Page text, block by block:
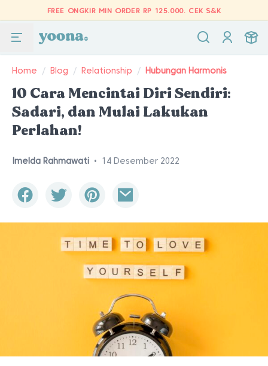
FREE ONGKIR MIN ORDER RP 125.000. CEK S&K
Home / Blog / Relationship / Hubungan Harmonis
10 Cara Mencintai Diri Sendiri:
Sadari, dan Mulai Lakukan
Perlahan!
Imelda Rahmawati • 14 Desember 2022